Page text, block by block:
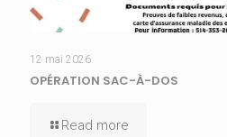
12 mai 2026
OPÉRATION SAC-À-DOS
Read more